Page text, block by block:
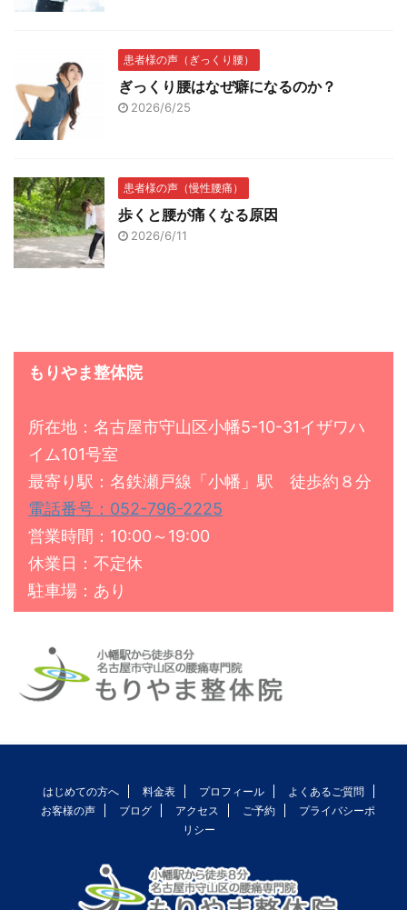
患者様の声（ぎっくり腰）
ぎっくり腰はなぜ癖になるのか？
2026/6/25
患者様の声（慢性腰痛）
歩くと腰が痛くなる原因
2026/6/11
もりやま整体院
所在地：名古屋市守山区小幡5-10-31イザワハ
イム101号室
最寄り駅：名鉄瀬戸線「小幡」駅 徒歩約８分
電話番号：052-796-2225
営業時間：10:00～19:00
休業日：不定休
駐車場：あり
はじめての方へ 料金表 プロフィール
よくあるご質問
お客様の声
ブログ アクセス ご予約
プライバシーポ
リシー